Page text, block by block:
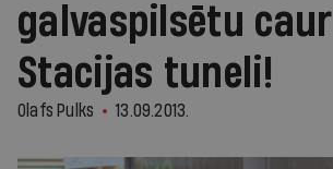
galvaspilsētu caur
Stacijas tuneli!
Olafs Pulks 13.09.2013.